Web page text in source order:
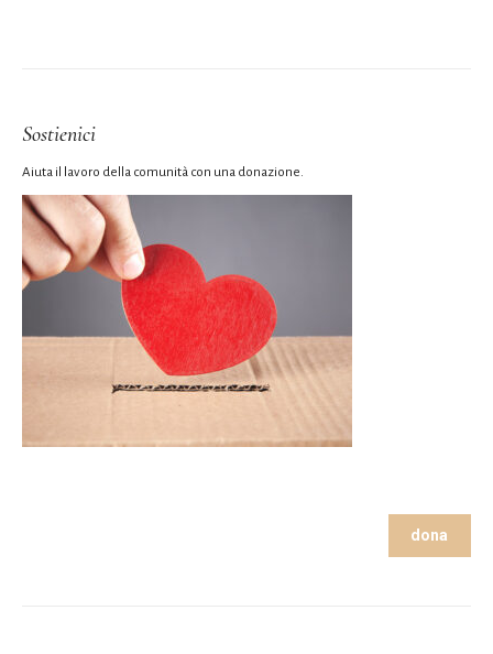
Sostienici
Aiuta il lavoro della comunità con una donazione.
dona